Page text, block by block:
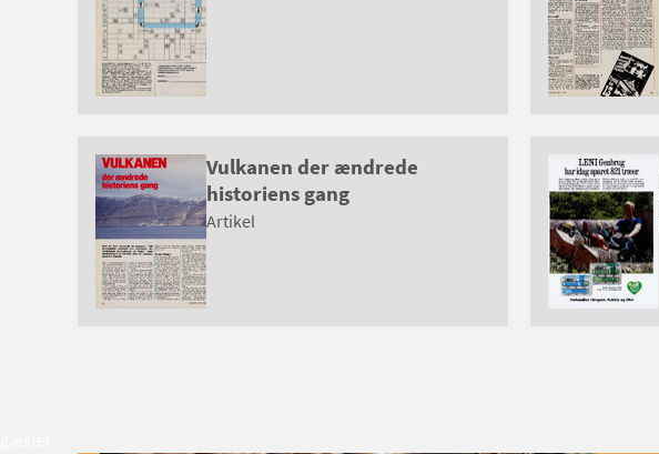
Vulkanen der ændrede
historiens gang
Artikel